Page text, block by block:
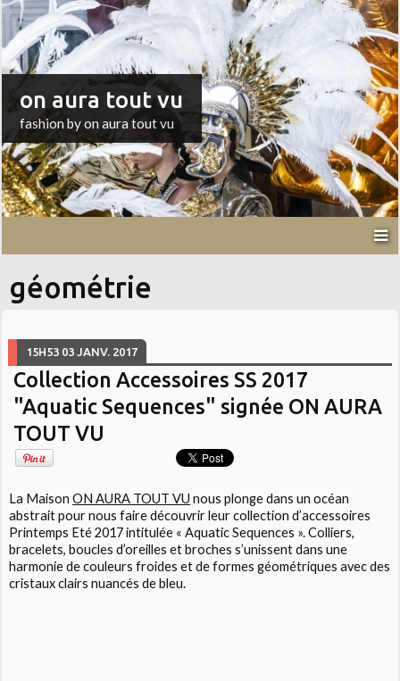
on aura tout vu
fashion by on aura tout vu
géométrie
15H53 03 JANV. 2017
Collection Accessoires SS 2017
"Aquatic Sequences" signée ON AURA
TOUT VU
La MaisonON AURA TOUT VU nous plonge dans un océan
abstrait pour nous faire découvrir leur collection d’accessoires
Printemps Eté 2017 intitulée « Aquatic Sequences ». Colliers,
bracelets, boucles d’oreilles et broches s’unissent dans une
harmonie de couleurs froides et de formes géométriques avec des
cristaux clairs nuancés de bleu.